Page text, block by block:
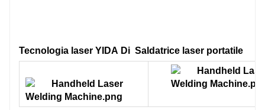
Tecnologia laser YIDA Di Saldatrice laser portatile